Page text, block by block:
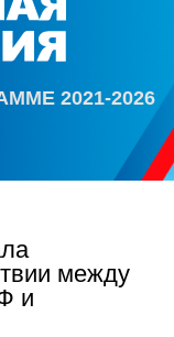
2021-2026
между
и